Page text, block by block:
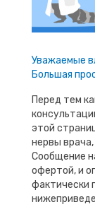
Уважаемые
Большая
Перед тем
этой
нервы
Сообщение
офертой, и
фактически